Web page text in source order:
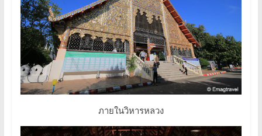
ภายในวิหารหลวง